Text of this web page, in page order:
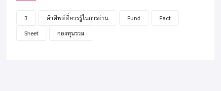
3 คำศัพท์ที่ควรรู้ในการอ่าน Fund
Fact
Sheet
กองทุนรวม